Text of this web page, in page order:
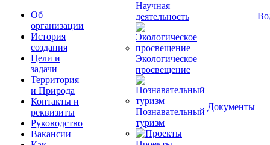
Об
организации
История
создания
Цели и
задачи
Территория
и Природа
Контакты и
реквизиты
Руководство
Вакансии
Научная
деятельность
Экологическое
просвещение
Познавательный
туризм
Документы